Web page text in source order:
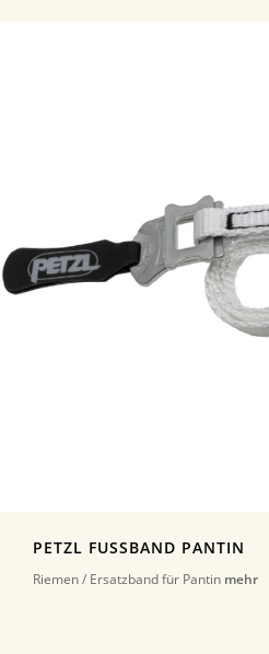
PETZL FUSSBAND PANTIN
Riemen / Ersatzband für Pantin mehr